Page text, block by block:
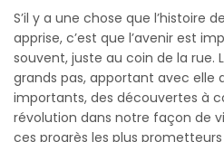
S’il y a une chose que l’histoire
apprise, c’est que l’avenir est
souvent, juste au coin de la rue.
grands pas, apportant avec elle
importants, des découvertes à
révolution dans notre façon de
ces progrès les plus